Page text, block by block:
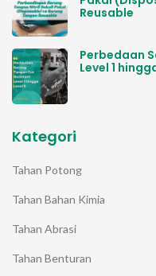
Reusable
Perbedaan
Level 1
Kategori
Tahan Potong
Tahan Bahan Kimia
Tahan Abrasi
Tahan Benturan